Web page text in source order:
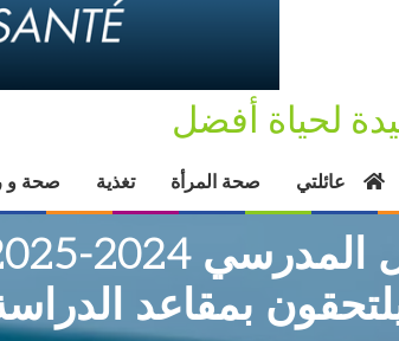
لحياة أفضل
عائلتي صحة المرأة تغذية صحة و
بمقاعد